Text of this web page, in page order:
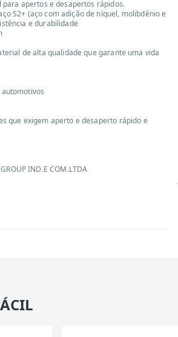
apertos e desapertos rápidos.
S2+ (aço com adição de níquel, molibdênio e
e durabilidade
de alta qualidade que garante uma vida
que exigem aperto e desaperto rápido e
IND.E COM.LTDA